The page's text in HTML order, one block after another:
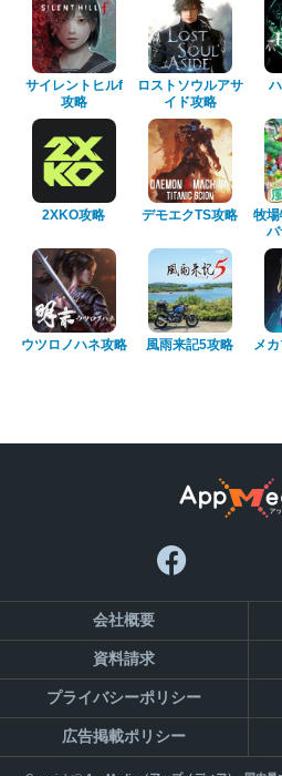
サイレントヒルf
攻略
ロストソウルアサ
イド攻略
2XKO攻略 デモエクTS攻略
牧
ウツロノハネ攻略 風雨来記5攻略 メ
会社概要
資料請求
プライバシーポリシー
広告掲載ポリシー